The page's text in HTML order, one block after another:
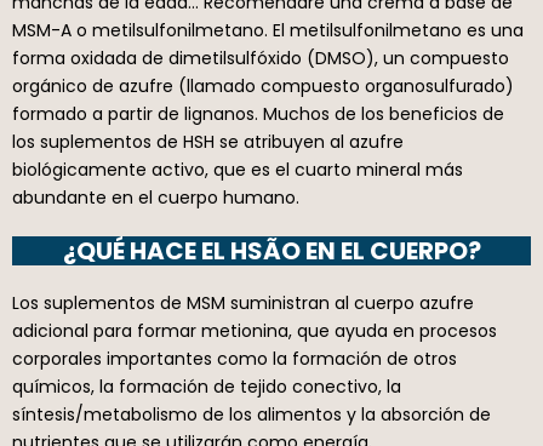
MSM-A o metilsulfonilmetano. El metilsulfonilmetano es una
forma oxidada de dimetilsulfóxido (DMSO), un compuesto
orgánico de azufre (llamado compuesto organosulfurado)
formado a partir de lignanos. Muchos de los beneficios de
los suplementos de HSH se atribuyen al azufre
biológicamente activo, que es el cuarto mineral más
abundante en el cuerpo humano.
¿QUÉ HACE EL HSÃO EN EL CUERPO?
Los suplementos de MSM suministran al cuerpo azufre
adicional para formar metionina, que ayuda en procesos
corporales importantes como la formación de otros
químicos, la formación de tejido conectivo, la
síntesis/metabolismo de los alimentos y la absorción de